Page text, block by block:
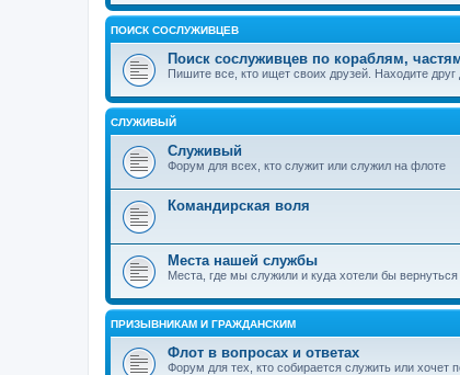
ПОИСК СОСЛУЖИВЦЕВ
Поиск сослуживцев по кораблям,
Пишите все, кто ищет своих друзей. Находите друг
СЛУЖИВЫЙ
Служивый
Форум для всех, кто служит или служил на флоте
Командирская воля
Места нашей службы
Места, где мы служили и куда хотели бы вернуться
ПРИЗЫВНИКАМ И ГРАЖДАНСКИМ
Флот в вопросах и ответах
Форум для тех, кто собирается служить или